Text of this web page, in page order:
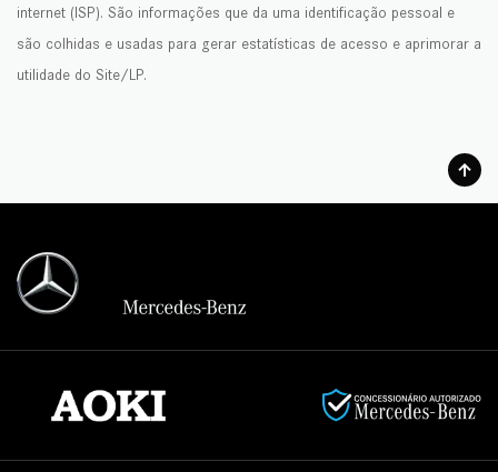
internet (ISP). São informações que da uma identificação pessoal e
são colhidas e usadas para gerar estatísticas de acesso e aprimorar a
utilidade do Site/LP.